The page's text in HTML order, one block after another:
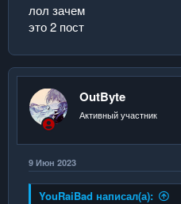
лол зачем
это 2 пост
OutByte
Активный участник
9 Июн 2023
YouRaiBad написал(а):